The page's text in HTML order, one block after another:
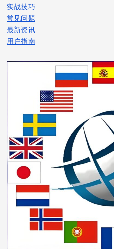
实战技巧
常见问题
最新资讯
用户指南